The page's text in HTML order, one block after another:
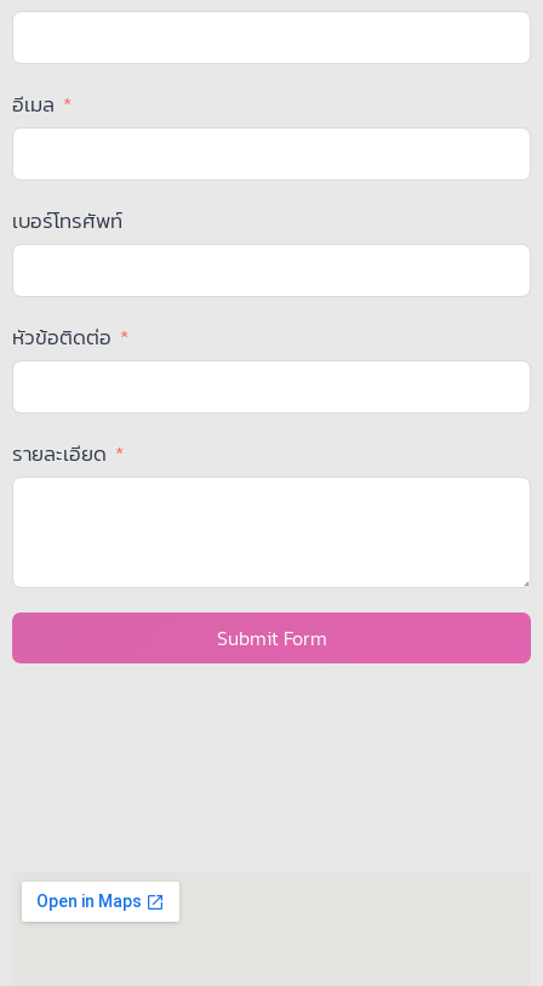
อีเมล
เบอร์โทรศัพท์
หัวข้อติดต่อ
รายละเอียด
Submit Form